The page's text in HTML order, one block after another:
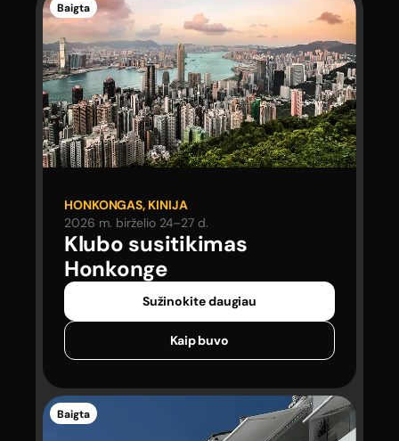
Baigta
HONKONGAS, KINIJA
2026 m. birželio 24–27 d.
Klubo susitikimas
Honkonge
Sužinokite daugiau
Kaip buvo
Baigta